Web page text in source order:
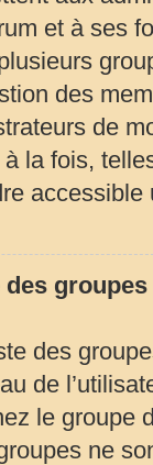
et à ses
des
de
la fois,
accessible
des
de
le groupe
ne